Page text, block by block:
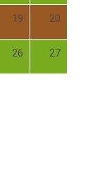
19 20
26 27